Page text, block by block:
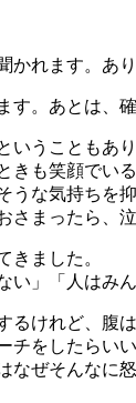
かれます。あ
。あとは、
いうことも
も笑顔でい
な気持ちを
まったら、
きました。
い」「人はみ
けれど、腹は
をしたらいい
ぜそんなに